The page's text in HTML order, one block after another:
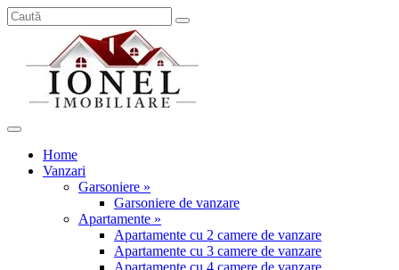
Home
Vanzari
Garsoniere »
Garsoniere de vanzare
Apartamente »
Apartamente cu 2 camere de vanzare
Apartamente cu 3 camere de vanzare
Apartamente cu 4 camere de vanzare